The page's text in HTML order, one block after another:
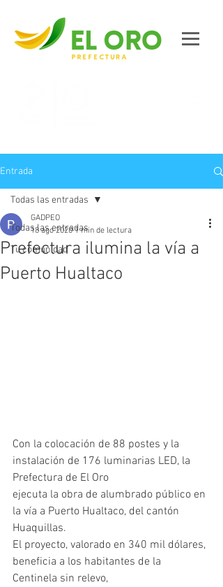
Entrada
Todas las entradas
Tu comunidad
Todas las entradas
Prefectura ilumina la vía a
Puerto Hualtaco
GADPEO
18 ago 2020 1 min de lectura
Con la colocación de 88 postes y la
instalación de 176 luminarias LED, la
Prefectura de El Oro
ejecuta la obra de alumbrado público en
la vía a Puerto Hualtaco, del cantón
Huaquillas.
El proyecto, valorado en 340 mil dólares,
beneficia a los habitantes de la
Centinela sin relevo,